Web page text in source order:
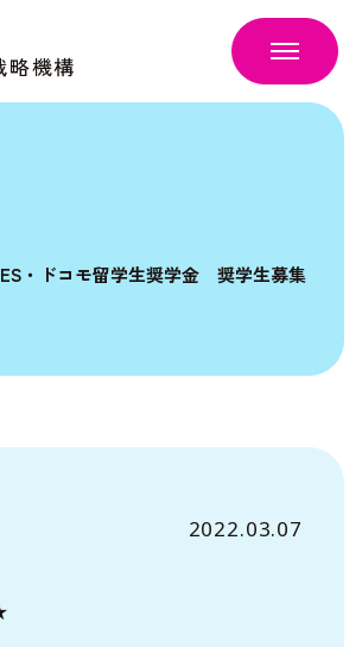
略機構
・ドコモ留学生奨学金 奨学生募集
2022.03.07